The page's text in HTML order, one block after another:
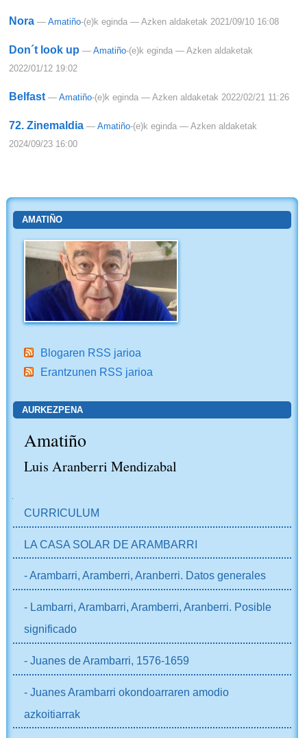
Nora —Amatiño-(e)k eginda — Azken aldaketak 2021/09/10 16:08
Don´t look up —Amatiño-(e)k eginda — Azken aldaketak
2022/01/12 19:02
Belfast —Amatiño-(e)k eginda — Azken aldaketak 2022/02/21 11:26
72. Zinemaldia —Amatiño-(e)k eginda — Azken aldaketak
2024/09/23 16:00
AMATIÑO
Blogaren RSS jarioa
Erantzunen RSS jarioa
AURKEZPENA
Amatiño
Luis Aranberri Mendizabal
CURRICULUM
LA CASA SOLAR DE ARAMBARRI
- Arambarri, Aramberri, Aranberri. Datos generales
- Lambarri, Arambarri, Aramberri, Aranberri. Posible
significado
- Juanes de Arambarri, 1576-1659
- Juanes Arambarri okondoarraren amodio
azkoitiarrak